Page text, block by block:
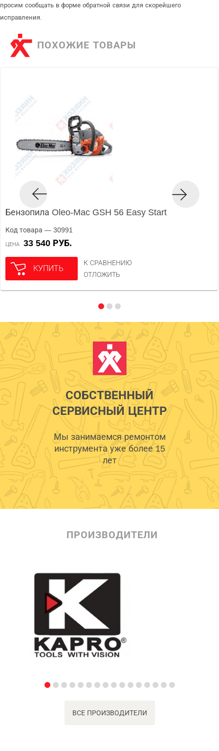
просим сообщать в форме обратной связи для скорейшего
исправления.
ПОХОЖИЕ ТОВАРЫ
Бензопила Oleo-Mac GSH 56 Easy Start
Код товара — 30991
ЦЕНА 33 540 РУБ.
КУПИТЬ
К СРАВНЕНИЮ
ОТЛОЖИТЬ
СОБСТВЕННЫЙ
СЕРВИСНЫЙ ЦЕНТР
Мы занимаемся ремонтом
инструмента уже более 15
лет
ПРОИЗВОДИТЕЛИ
ВСЕ ПРОИЗВОДИТЕЛИ